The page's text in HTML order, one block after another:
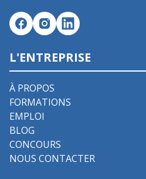
L'ENTREPRISE
À PROPOS
FORMATIONS
EMPLOI
BLOG
CONCOURS
NOUS CONTACTER